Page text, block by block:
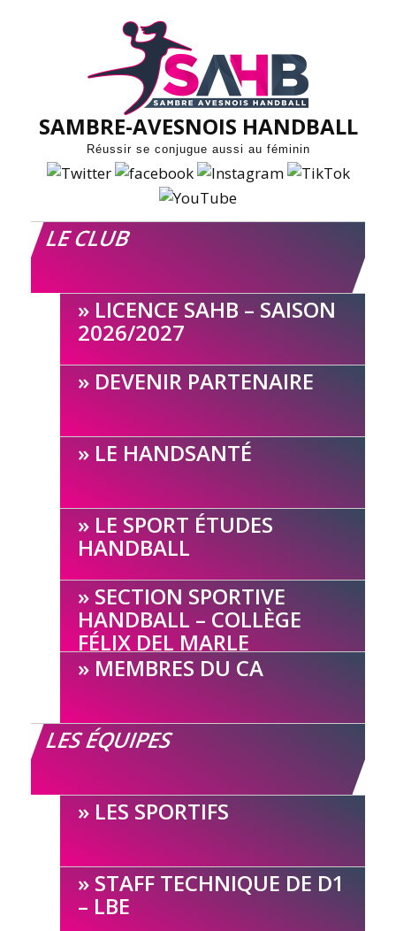
SAMBRE-AVESNOIS HANDBALL
Réussir se conjugue aussi au féminin
LE CLUB
LICENCE SAHB – SAISON
2026/2027
DEVENIR PARTENAIRE
LE HANDSANTÉ
LE SPORT ÉTUDES
HANDBALL
SECTION SPORTIVE
HANDBALL – COLLÈGE
FÉLIX DEL MARLE
MEMBRES DU CA
LES ÉQUIPES
LES SPORTIFS
STAFF TECHNIQUE DE D1
– LBE